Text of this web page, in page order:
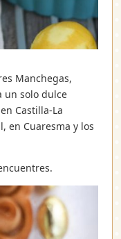
Manchegas,
un solo dulce
Castilla-La
en Cuaresma y los